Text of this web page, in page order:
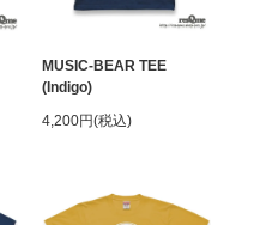
MUSIC-BEAR TEE
(Indigo)
4,200円(税込)